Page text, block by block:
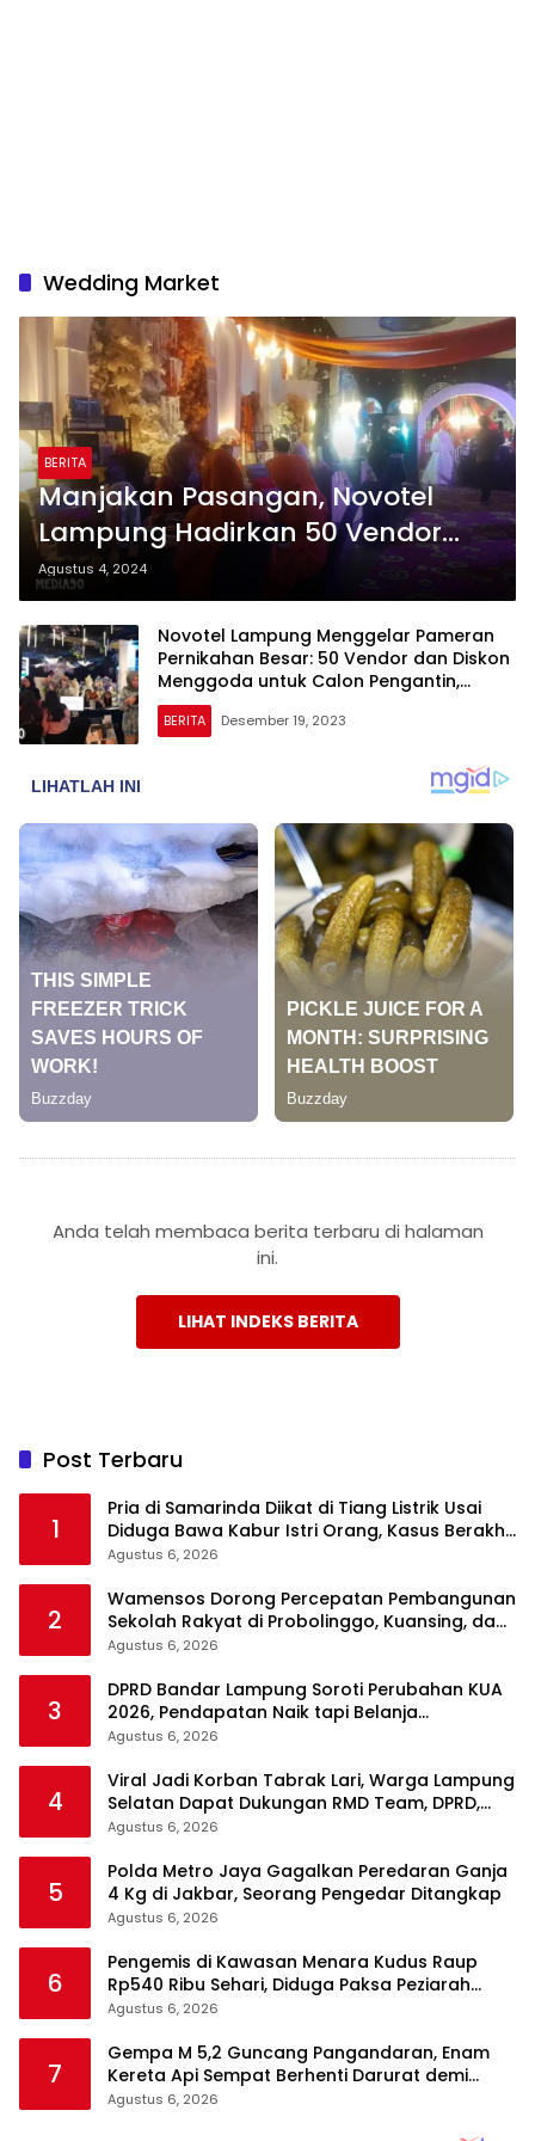
Wedding Market
BERITA
Manjakan Pasangan, Novotel
Lampung Hadirkan 50 Vendor
dan Diskon Menarik di Wedding
Market 2024
Agustus 4, 2024
Novotel Lampung Menggelar Pameran
Pernikahan Besar: 50 Vendor dan Diskon
Menggoda untuk Calon Pengantin,
Penawaran Spesial Berlangsung Sampai
Tahun 2024!
BERITA Desember 19, 2023
Anda telah membaca berita terbaru di halaman
ini.
LIHAT INDEKS BERITA
Post Terbaru
1
Pria di Samarinda Diikat di Tiang Listrik Usai
Diduga Bawa Kabur Istri Orang, Kasus Berakhir
Damai
Agustus 6, 2026
2
Wamensos Dorong Percepatan Pembangunan
Sekolah Rakyat di Probolinggo, Kuansing, dan
Polewali Mandar
Agustus 6, 2026
3
DPRD Bandar Lampung Soroti Perubahan KUA
2026, Pendapatan Naik tapi Belanja
Pembangunan Dipangkas
Agustus 6, 2026
4
Viral Jadi Korban Tabrak Lari, Warga Lampung
Selatan Dapat Dukungan RMD Team, DPRD,
dan Influencer
Agustus 6, 2026
5
Polda Metro Jaya Gagalkan Peredaran Ganja
4 Kg di Jakbar, Seorang Pengedar Ditangkap
Agustus 6, 2026
6
Pengemis di Kawasan Menara Kudus Raup
Rp540 Ribu Sehari, Diduga Paksa Peziarah
hingga Tarik Baju
Agustus 6, 2026
7
Gempa M 5,2 Guncang Pangandaran, Enam
Kereta Api Sempat Berhenti Darurat demi
Keselamatan
Agustus 6, 2026